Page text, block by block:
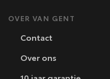
OVER VAN GENT
Contact
Over ons